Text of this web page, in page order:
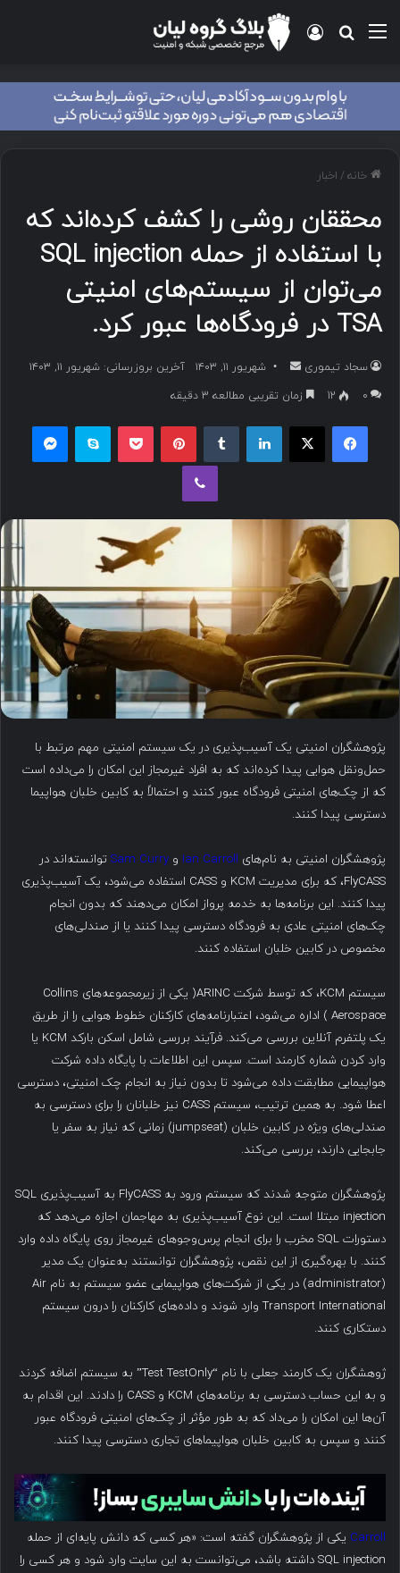
منو جستجو برای
ورود
خانه/ اخبار
محققان روشی را کشف کرده‌اند که
با استفاده از حمله SQL injection
می‌توان از سیستم‌های امنیتی
TSA در فرودگاه‌ها عبور کرد.
سجاد تیموری
ا
ا
م
ی
ل
شهریور ۱۱, ۱۴۰۳
آخرین بروزرسانی: شهریور ۱۱, ۱۴۰۳
۰
12 زمان تقریبی مطالعه 3 دقیقه
فیسبوک ایکس لینکداین پینتریست پاکت اسکایپ
وایبر
پژوهشگران امنیتی یک آسیب‌پذیری در یک سیستم امنیتی مهم مرتبط با
حمل‌ونقل هوایی پیدا کرده‌اند که به افراد غیرمجاز این امکان را می‌داده است
که از چک‌های امنیتی فرودگاه عبور کنند و احتمالاً به کابین خلبان هواپیما
دسترسی پیدا کنند.
پژوهشگران امنیتی به نام‌های Ian Carroll و Sam Curry توانسته‌اند در
FlyCASS، که برای مدیریت KCM و CASS استفاده می‌شود، یک آسیب‌پذیری
پیدا کنند. این برنامه‌ها به خدمه پرواز امکان می‌دهند که بدون انجام
چک‌های امنیتی عادی به فرودگاه دسترسی پیدا کنند یا از صندلی‌های
مخصوص در کابین خلبان استفاده کنند.
سیستم KCM، که توسط شرکت ARINC( یکی از زیرمجموعه‌های Collins
Aerospace ) اداره می‌شود، اعتبارنامه‌های کارکنان خطوط هوایی را از طریق
یک پلتفرم آنلاین بررسی می‌کند. فرآیند بررسی شامل اسکن بارکد KCM یا
وارد کردن شماره کارمند است. سپس این اطلاعات با پایگاه داده شرکت
هواپیمایی مطابقت داده می‌شود تا بدون نیاز به انجام چک امنیتی، دسترسی
اعطا شود. به همین ترتیب، سیستم CASS نیز خلبانان را برای دسترسی به
صندلی‌های ویژه در کابین خلبان (jumpseat) زمانی که نیاز به سفر یا
جابجایی دارند، بررسی می‌کند.
پژوهشگران متوجه شدند که سیستم ورود به FlyCASS به آسیب‌پذیری SQL
injection مبتلا است. این نوع آسیب‌پذیری به مهاجمان اجازه می‌دهد که
دستورات SQL مخرب را برای انجام پرس‌وجوهای غیرمجاز روی پایگاه داده وارد
کنند. با بهره‌گیری از این نقص، پژوهشگران توانستند به‌عنوان یک مدیر
(administrator) در یکی از شرکت‌های هواپیمایی عضو سیستم به نام Air
Transport International وارد شوند و داده‌های کارکنان را درون سیستم
دستکاری کنند.
ژوهشگران یک کارمند جعلی با نام “Test TestOnly” به سیستم اضافه کردند
و به این حساب دسترسی به برنامه‌های KCM و CASS را دادند. این اقدام به
آن‌ها این امکان را می‌داد که به طور مؤثر از چک‌های امنیتی فرودگاه عبور
کنند و سپس به کابین خلبان هواپیماهای تجاری دسترسی پیدا کنند.
Carroll یکی از پژوهشگران گفته است: «هر کسی که دانش پایه‌ای از حمله
SQL injection داشته باشد، می‌توانست به این سایت وارد شود و هر کسی را